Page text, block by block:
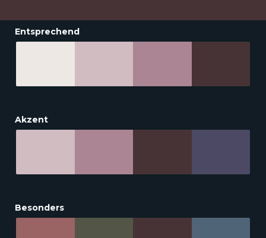
Entsprechend
Akzent
Besonders